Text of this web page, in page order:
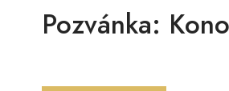
Pozvánka: